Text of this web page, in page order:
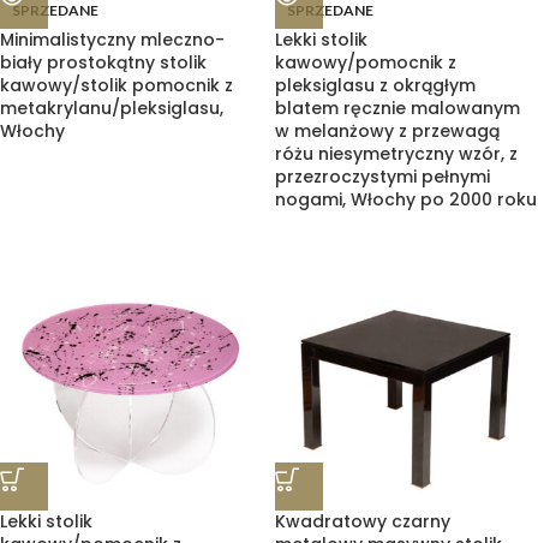
SPRZEDANE
Minimalistyczny mleczno-
biały prostokątny stolik
kawowy/stolik pomocnik z
metakrylanu/pleksiglasu,
Włochy
SPRZEDANE
Lekki stolik
kawowy/pomocnik z
pleksiglasu z okrągłym
blatem ręcznie malowanym
w melanżowy z przewagą
różu niesymetryczny wzór, z
przezroczystymi pełnymi
nogami, Włochy po 2000 roku
Lekki stolik
Kwadratowy czarny